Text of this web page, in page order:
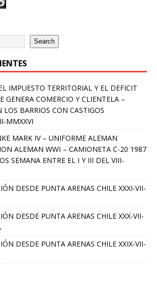
Search
IMPUESTO TERRITORIAL Y EL DEFICIT
GENERA COMERCIO Y CLIENTELA –
BARRIOS CON CASTIGOS
MMXXVI
MARK IV – UNIFORME ALEMAN
ALEMAN WWI – CAMIONETA C-20 1987
SEMANA ENTRE EL I Y III DEL VIII-
DESDE PUNTA ARENAS CHILE XXXI-VII-
DESDE PUNTA ARENAS CHILE XXX-VII-
DESDE PUNTA ARENAS CHILE XXIX-VII-